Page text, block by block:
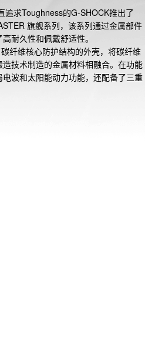
追求Toughness的G-SHOCK推出了
旗舰系列，该系列通过金属部件
耐久性和佩戴舒适性。
纤维核心防护结构的外壳，将碳纤维
技术制造的金属材料相融合。在功能
波和太阳能动力功能，还配备了三重